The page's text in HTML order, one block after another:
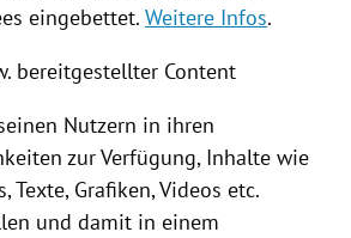
eingebettet. Weitere Infos.
bereitgestellter Content
Nutzern in ihren
zur Verfügung, Inhalte wie
Texte, Grafiken, Videos etc.
und damit in einem